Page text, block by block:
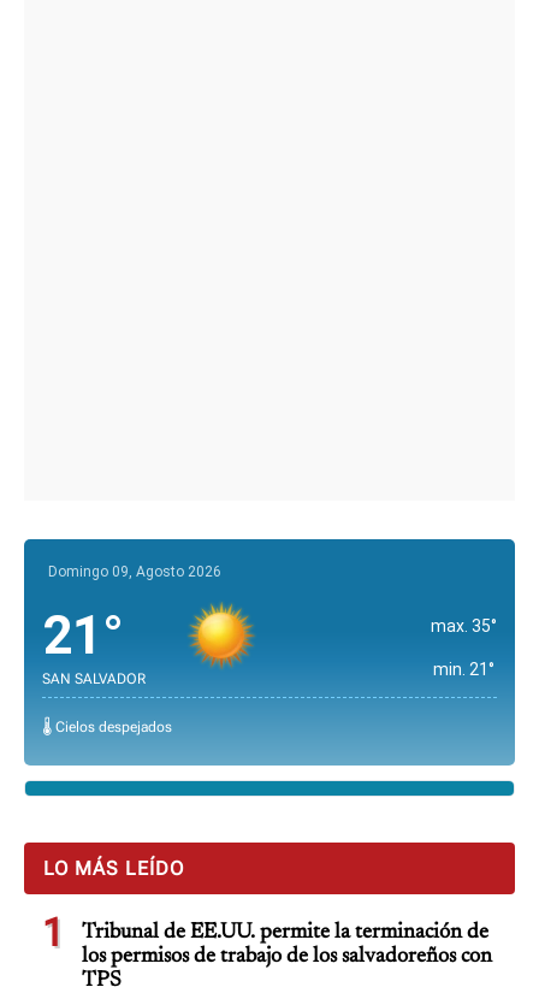
Domingo 09, Agosto 2026
21°
SAN SALVADOR
max. 35°
min. 21°
🌡️ Cielos despejados
LO MÁS LEÍDO
1
Tribunal de EE.UU. permite la terminación de
los permisos de trabajo de los salvadoreños con
TPS